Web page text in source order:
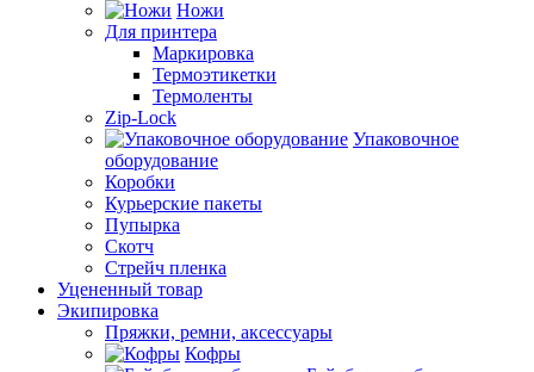
Ножи
Для принтера
Маркировка
Термоэтикетки
Термоленты
Zip-Lock
Упаковочное
оборудование
Коробки
Курьерские пакеты
Пупырка
Скотч
Стрейч пленка
Уцененный товар
Экипировка
Пряжки, ремни, аксессуары
Кофры